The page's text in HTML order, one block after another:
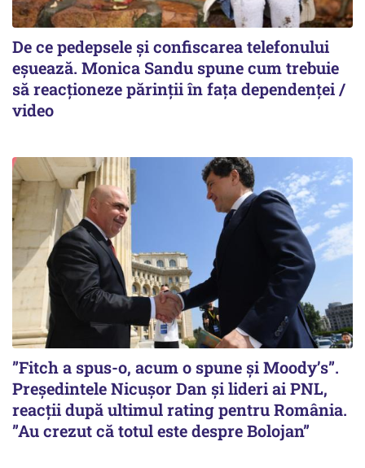
De ce pedepsele și confiscarea telefonului
eșuează. Monica Sandu spune cum trebuie
să reacționeze părinții în fața dependenței /
video
”Fitch a spus-o, acum o spune și Moody’s”.
Președintele Nicușor Dan și lideri ai PNL,
reacții după ultimul rating pentru România.
”Au crezut că totul este despre Bolojan”